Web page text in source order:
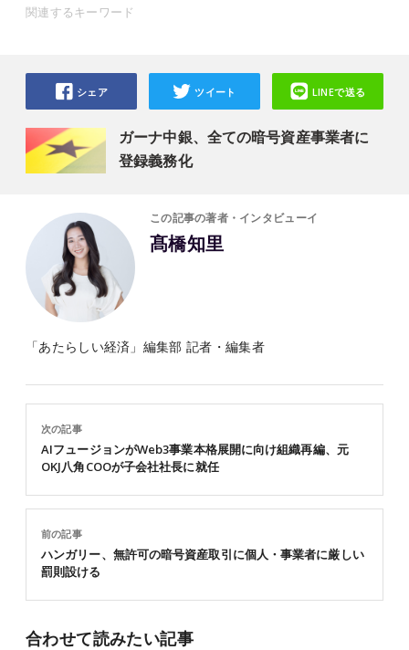
関連するキーワード
ガーナ中銀、全ての暗号資産事業者に
登録義務化
シェア ツイート LINEで送る
この記事の著者・インタビューイ
髙橋知里
「あたらしい経済」編集部 記者・編集者
前の記事
ハンガリー、無許可の暗号資産取引に個人・事業者に厳しい
罰則設ける
次の記事
AIフュージョンがWeb3事業本格展開に向け組織再編、元
OKJ八角COOが子会社社長に就任
合わせて読みたい記事